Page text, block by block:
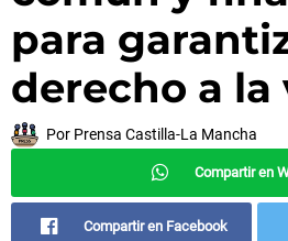
para
derecho a la
Por Prensa Castilla-La Mancha
Compartir en
Compartir en Facebook